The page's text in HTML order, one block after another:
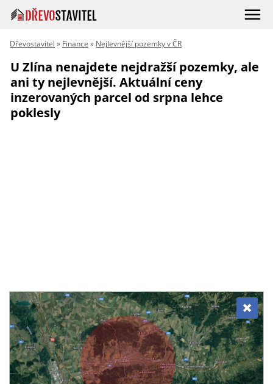
Dřevostavitel » Finance » Nejlevnější pozemky v ČR
U Zlína nenajdete nejdražší pozemky, ale
ani ty nejlevnější. Aktuální ceny
inzerovaných parcel od srpna lehce
poklesly